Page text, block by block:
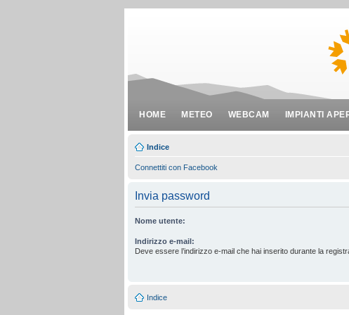
HOME METEO WEBCAM IMPIANTI
Indice
Connettiti con Facebook
Invia password
Nome utente:
Indirizzo e-mail:
Deve essere l’indirizzo e-mail che hai inserito durante la
Indice